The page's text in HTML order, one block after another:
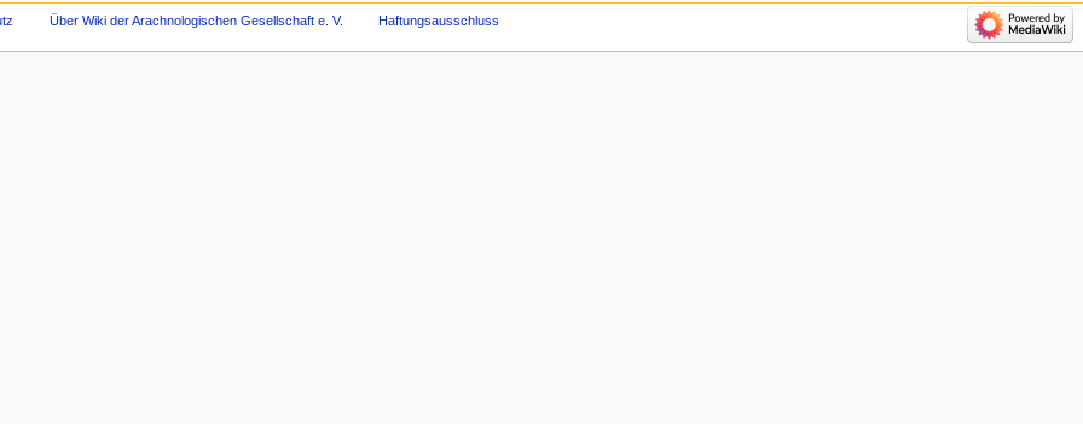
Über Wiki der Arachnologischen Gesellschaft e. V. Haftungsausschluss